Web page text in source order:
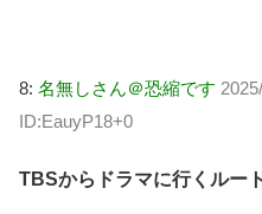
8: 名無しさん＠恐縮です
ID:EauyP18+0
TBSからドラマに行くルー